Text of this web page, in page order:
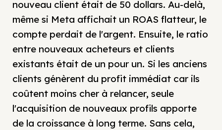
nouveau client était de 50 dollars. Au-delà,
même si Meta affichait un ROAS flatteur, le
compte perdait de l'argent. Ensuite, le ratio
entre nouveaux acheteurs et clients
existants était de un pour un. Si les anciens
clients génèrent du profit immédiat car ils
coûtent moins cher à relancer, seule
l'acquisition de nouveaux profils apporte
de la croissance à long terme. Sans cela,